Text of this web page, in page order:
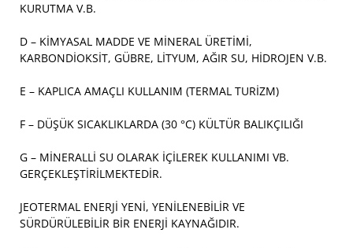
KURUTMA V.B.
D – KİMYASAL MADDE VE MİNERAL ÜRETİMİ,
KARBONDİOKSİT, GÜBRE, LİTYUM, AĞIR SU, HİDROJEN V.B.
E – KAPLICA AMAÇLI KULLANIM (TERMAL TURİZM)
F – DÜŞÜK SICAKLIKLARDA (30 °C) KÜLTÜR BALIKÇILIĞI
G – MİNERALLİ SU OLARAK İÇİLEREK KULLANIMI VB.
GERÇEKLEŞTİRİLMEKTEDİR.
JEOTERMAL ENERJİ YENİ, YENİLENEBİLİR VE
SÜRDÜRÜLEBİLİR BİR ENERJİ KAYNAĞIDIR.